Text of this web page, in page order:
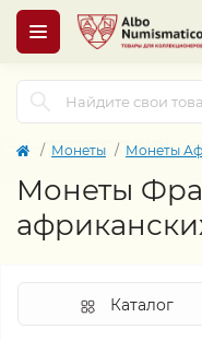
Монеты Монеты
Монеты
Каталог